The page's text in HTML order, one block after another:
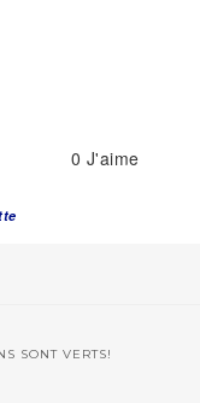
0 J'aime
SONT VERTS!